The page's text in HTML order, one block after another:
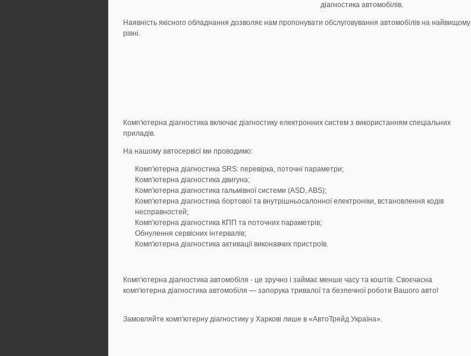
діагностика автомобілів.
Наявність якісного обладнання дозволяє нам пропонувати обслуговування автомобілів на найвищому
рівні.
Комп'ютерна діагностика включає діагностику електронних систем з використанням спеціальних
приладів.
На нашому автосервісі ми проводимо:
Комп'ютерна діагностика SRS: перевірка, поточні параметри;
Комп'ютерна діагностика двигуна;
Комп'ютерна діагностика гальмівної системи (ASD, ABS);
Комп'ютерна діагностика бортової та внутрішньосалонної електроніки, встановлення кодів
несправностей;
Комп'ютерна діагностика КПП та поточних параметрів;
Обнулення сервісних інтервалів;
Комп'ютерна діагностика активації виконавчих пристроїв.
Комп'ютерна діагностика автомобіля - це зручно і займає менше часу та коштів. Своєчасна
комп'ютерна діагностика автомобіля — запорука тривалої та безпечної роботи Вашого авто!
Замовляйте комп'ютерну діагностику у Харкові лише в «АвтоТрейд Україна».